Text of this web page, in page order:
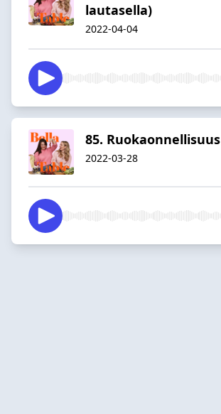
lautasella)
2022-04-04
85. Ruokaonnellisuus
2022-03-28